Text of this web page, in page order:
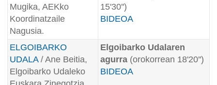
Mugika, AEKko
Koordinatzaile
Nagusia.
15'30'')
BIDEOA
ELGOIBARKO
UDALA/ Ane Beitia,
Elgoibarko Udaleko
Elgoibarko Udalaren
agurra (orokorrean 18'20'')
BIDEOA